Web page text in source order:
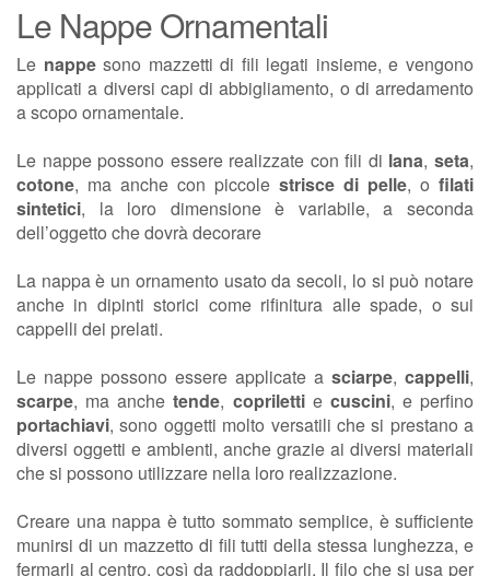
Le Nappe Ornamentali
Le nappesono mazzetti di fili legati insieme, e vengono
applicati a diversi capi di abbigliamento, o di arredamento
a scopo ornamentale.
Le nappe possono essere realizzate con fili di lana,seta,
cotone, ma anche con piccole strisce di pelle, o filati
sintetici, la loro dimensione è variabile, a seconda
dell’oggetto che dovrà decorare
La nappa è un ornamento usato da secoli, lo si può notare
anche in dipinti storici come rifinitura alle spade, o sui
cappelli dei prelati.
Le nappe possono essere applicate a sciarpe, cappelli,
scarpe, ma anchetende, coprilettie cuscini, e perfino
portachiavi, sono oggetti molto versatili che si prestano a
diversi oggetti e ambienti, anche grazie ai diversi materiali
che si possono utilizzare nella loro realizzazione.
Creare una nappa è tutto sommato semplice, è sufficiente
munirsi di un mazzetto di fili tutti della stessa lunghezza, e
fermarli al centro, così da raddoppiarli. Il filo che si usa per